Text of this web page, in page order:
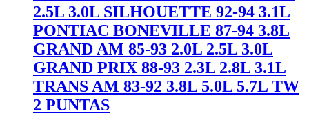
2.5L 3.0L SILHOUETTE 92-94 3.1L
PONTIAC BONEVILLE 87-94 3.8L
GRAND AM 85-93 2.0L 2.5L 3.0L
GRAND PRIX 88-93 2.3L 2.8L 3.1L
TRANS AM 83-92 3.8L 5.0L 5.7L TW
2 PUNTAS